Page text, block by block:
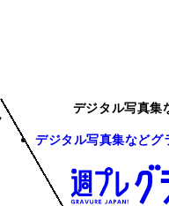
デジタル写真集
デジタル写真集などグ